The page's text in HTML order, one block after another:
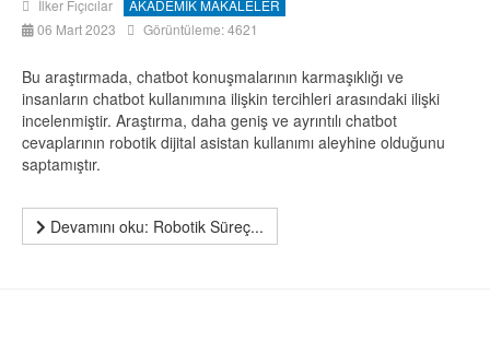
İlker Fıçıcılar
AKADEMİK MAKALELER
06 Mart 2023
Görüntüleme: 4621
Bu araştırmada, chatbot konuşmalarının karmaşıklığı ve
insanların chatbot kullanımına ilişkin tercihleri arasındaki ilişki
incelenmiştir. Araştırma, daha geniş ve ayrıntılı chatbot
cevaplarının robotik dijital asistan kullanımı aleyhine olduğunu
saptamıştır.
Devamını oku: Robotik Süreç...